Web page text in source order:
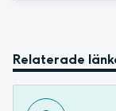
Relaterade